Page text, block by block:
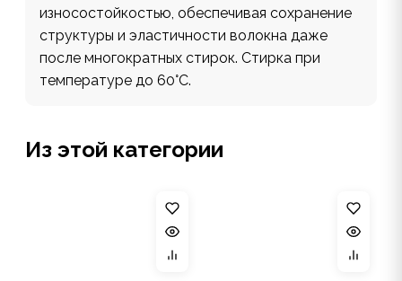
износостойкостью, обеспечивая сохранение
структуры и эластичности волокна даже
после многократных стирок. Стирка при
температуре до 60°С.
Из этой категории